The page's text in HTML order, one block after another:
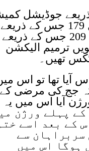
ترامیم میں آرٹیکل 175 اے جس کے ذریعے
بنایا گیا تھا، آرٹیکل 191 جس کے ذریعے آئینی بنچ بنوایا گیا تھا، آرٹیکل 179 جس کے ذریعے
چیف جسٹس کے لئے تین سال کا مدت کا تعین کروایا گیا تھا، آرٹیکل 209 جس کے ذریعے
ترمیم الیکشن
تھیں۔
ہمارے پاس آیا تھا تو اس
کہ جج کی مرضی کے
آیا اس میں یہ
حکومت کے پہلے ورژن
پھر اس کے بعد اسے
سربراہان سے
ہوگا اس میں